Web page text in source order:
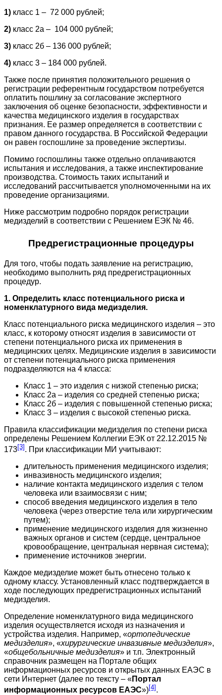
1) класс 1 – 72 000 рублей;
2) класс 2а – 104 000 рублей;
3) класс 2б – 136 000 рублей;
4) класс 3 – 184 000 рублей.
Также после принятия положительного решения о
регистрации референтным государством потребуется
оплатить пошлину за согласование экспертного
заключения об оценке безопасности, эффективности и
качества медицинского изделия в государствах
признания. Ее размер определяется в соответствии с
правом данного государства. В Российской Федерации
он равен госпошлине за проведение экспертизы.
Помимо госпошлины также отдельно оплачиваются
испытания и исследования, а также инспектирование
производства. Стоимость таких испытаний и
исследований рассчитывается уполномоченными на их
проведение организациями.
Ниже рассмотрим подробно порядок регистрации
медизделий в соответствии с Решением ЕЭК № 46.
Предрегистрационные процедуры
Для того, чтобы подать заявление на регистрацию,
необходимо выполнить ряд предрегистрационных
процедур.
1. Определить класс потенциального риска и
номенклатурного вида медизделия.
Класс потенциального риска медицинского изделия – это
класс, к которому относят изделия в зависимости от
степени потенциального риска их применения в
медицинских целях. Медицинские изделия в зависимости
от степени потенциального риска применения
подразделяются на 4 класса:
Класс 1 – это изделия с низкой степенью риска;
Класс 2а – изделия со средней степенью риска;
Класс 2б – изделия с повышенной степенью риска;
Класс 3 – изделия с высокой степенью риска.
Правила классификации медизделия по степени риска
определены Решением Коллегии ЕЭК от 22.12.2015 №
173[3]. При классификации МИ учитывают:
длительность применения медицинского изделия;
инвазивность медицинского изделия;
наличие контакта медицинского изделия с телом
человека или взаимосвязи с ним;
способ введения медицинского изделия в тело
человека (через отверстие тела или хирургическим
путем);
применение медицинского изделия для жизненно
важных органов и систем (сердце, центральное
кровообращение, центральная нервная система);
применение источников энергии.
Каждое медизделие может быть отнесено только к
одному классу. Установленный класс подтверждается в
ходе последующих предрегистрационных испытаний
медизделия.
Определение номенклатурного вида медицинского
изделия осуществляется исходя из назначения и
устройства изделия. Например, «ортопедические
медизделия», «хирургические инвазивные медизделия»,
«общебольничные медизделия» и т.п. Электронный
справочник размещен на Портале общих
информационных ресурсов и открытых данных ЕАЭС в
сети Интернет (далее по тексту – «Портал
информационных ресурсов ЕАЭС»)[4] .